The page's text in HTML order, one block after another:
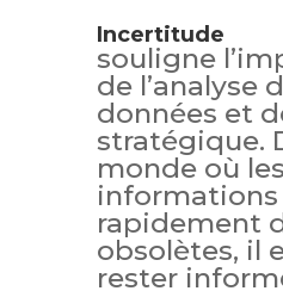
Incertitude
souligne
de l’analyse
données et
stratégique.
monde où les
rapidement
obsolètes, il
rester